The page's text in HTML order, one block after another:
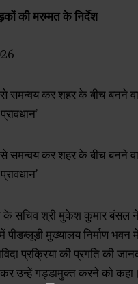
की मरम्मत के निर्देश
के सचिव श्री मुकेश कुमार बंसल
में पीडब्लूडी मुख्यालय निर्माण
प्रक्रिया की प्रगति की
उन्हें गड्डामुक्त करने को